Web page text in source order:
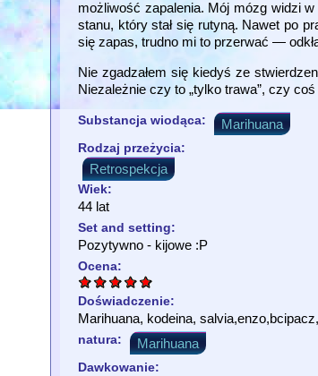
możliwość zapalenia. Mój mózg widzi
stanu, który stał się rutyną. Nawet po
się zapas, trudno mi to przerwać —
Nie zgadzałem się kiedyś ze
Niezależnie czy to „tylko trawa”, czy
Substancja wiodąca: Marihuana
Rodzaj przeżycia:
Retrospekcja
Wiek:
44 lat
Set and setting:
Pozytywno - kijowe :P
Ocena:
Doświadczenie:
Marihuana, kodeina,
natura: Marihuana
Dawkowanie: